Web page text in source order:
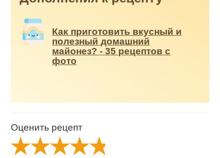
Как приготовить вкусный и
полезный домашний
майонез? - 35 рецептов с
фото
Оценить рецепт